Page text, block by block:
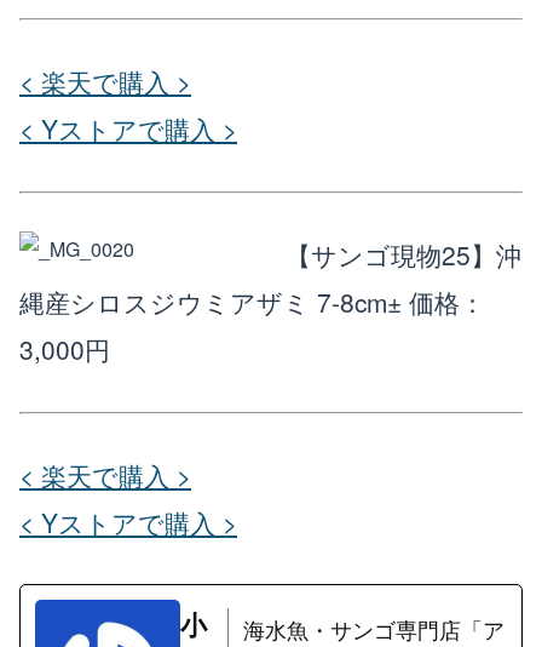
< 楽天で購入 >
< Yストアで購入 >
【サンゴ現物25】沖
縄産シロスジウミアザミ 7-8cm± 価格：
3,000円
< 楽天で購入 >
< Yストアで購入 >
小
海水魚・サンゴ専門店「ア